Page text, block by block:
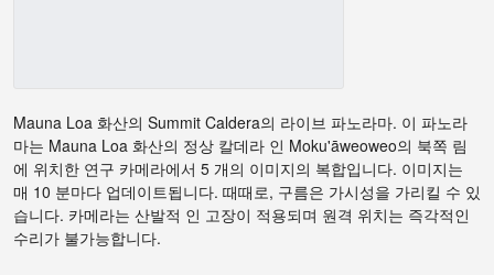
Mauna Loa 화산의 Summit Caldera의 라이브 파노라마. 이 파노라
마는 Mauna Loa 화산의 정상 칼데라 인 Moku'āweoweo의 북쪽 림
에 위치한 연구 카메라에서 5 개의 이미지의 복합입니다. 이미지는
매 10 분마다 업데이트됩니다. 때때로, 구름은 가시성을 가리킬 수 있
습니다. 카메라는 산발적 인 고장이 적용되며 원격 위치는 즉각적인
수리가 불가능합니다.